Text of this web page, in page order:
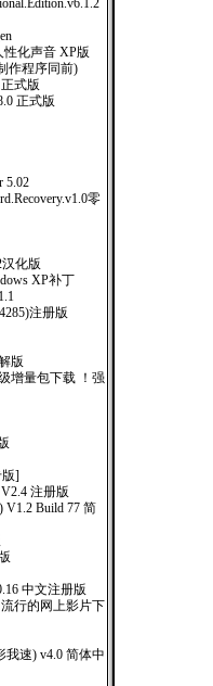
性化声音 XP版
作程序同前)
正式版
正式版
5.02
零
汉化版
XP补丁
注册版
版
增量包下载 ！强
]
注册版
V1.2 Build 77 简
中文注册版
行的网上影片下
我速) v4.0 简体中